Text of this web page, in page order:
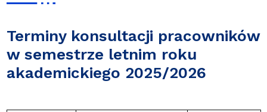
Terminy konsultacji pracowników
w semestrze letnim roku
akademickiego 2025/2026